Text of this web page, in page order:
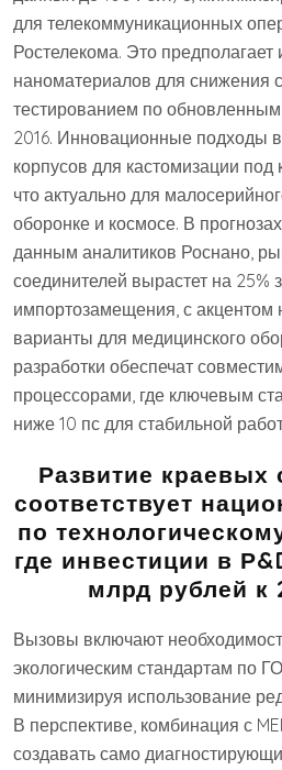
для телекоммуникационных
Ростелекома. Это предполагает
наноматериалов для снижения
тестированием по
2016. Инновационные подходы
корпусов для кастомизации под
что актуально для
оборонке и космосе. В
данным аналитиков Роснано,
соединителей вырастет на 25%
импортозамещения, с
варианты для медицинского
разработки обеспечат
процессорами, где ключевым
ниже 10 пс для стабильной
Развитие краевых
соответствует
по
где инвестиции в
млрд рублей к
Вызовы включают
экологическим стандартам по
минимизируя использование
В перспективе, комбинация с
создавать само